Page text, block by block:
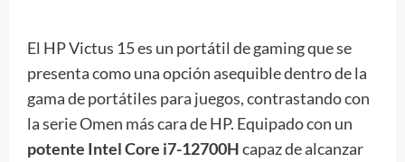
El HP Victus 15 es un portátil de gaming que se
presenta como una opción asequible dentro de la
gama de portátiles para juegos, contrastando con
la serie Omen más cara de HP. Equipado con un
potente Intel Core i7-12700Hcapaz de alcanzar